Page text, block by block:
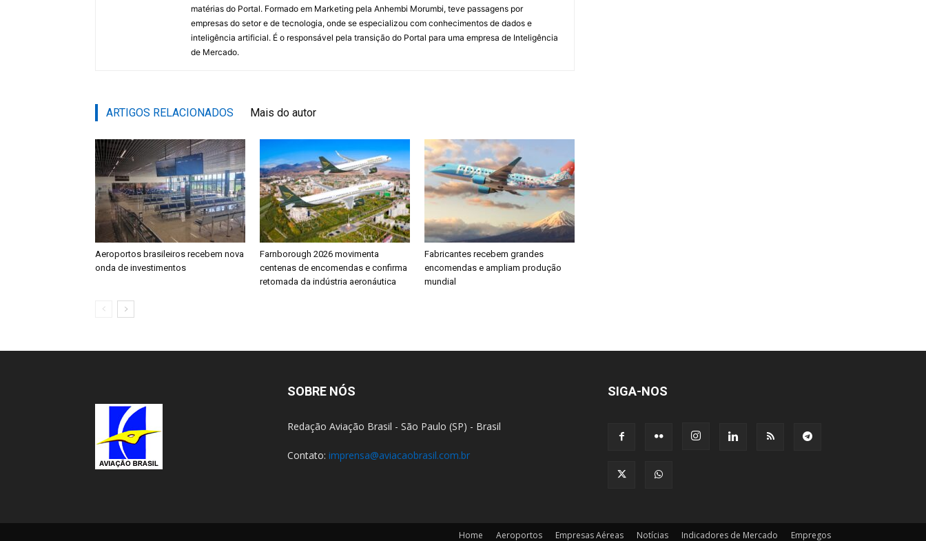
matérias do Portal. Formado em Marketing pela Anhembi Morumbi, teve passagens por
empresas do setor e de tecnologia, onde se especializou com conhecimentos de dados e
inteligência artificial. É o responsável pela transição do Portal para uma empresa de Inteligência
de Mercado.
ARTIGOS RELACIONADOS Mais do autor
Aeroportos brasileiros recebem nova
onda de investimentos
Farnborough 2026 movimenta
centenas de encomendas e confirma
retomada da indústria aeronáutica
Fabricantes recebem grandes
encomendas e ampliam produção
mundial
SOBRE NÓS
Redação Aviação Brasil - São Paulo (SP) - Brasil
Contato: imprensa@aviacaobrasil.com.br
SIGA-NOS
Home Aeroportos Empresas Aéreas Notícias Indicadores de Mercado Empregos